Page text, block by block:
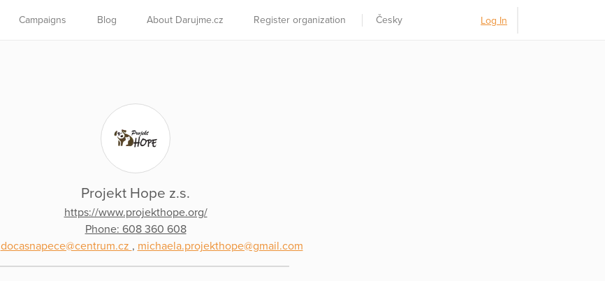
Campaigns Blog About Darujme.cz Register organization Česky Log In
Projekt Hope z.s.
https://www.projekthope.org/
Phone: 608 360 608
docasnapece@centrum.cz , michaela.projekthope@gmail.com